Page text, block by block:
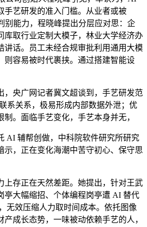
手艺研发的准入门槛。从业者或被
别能力，程晓峰提出分层应对思：企
库取行业定制大模子，林业大学经济办
讲话。员工未经合规审批利用通用大模
则容易被时代裹挟。通过搭建智能设
央广网记者冀文超谈到，手艺研发范
系关系，极易形成内部数据外泄；优
制。面临手艺变化，手艺本身并无，
辅帮创做，中科院软件研究所研究
示，正在变化海潮中苦守初心、保守思
存正在天然差距。她提出，针对王武
亭大幅缩招、个体编程岗亭遭 AI 替代
无效压缩人力取时间成本。依托图像
成长态势，一味被动依赖手艺的人，